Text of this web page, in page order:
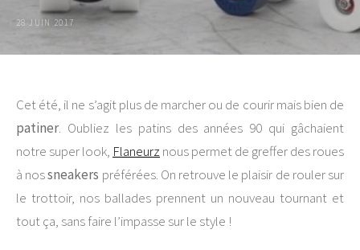
28 JUIN 2017
Cet été, il ne s’agit plus de marcher ou de courir mais bien de
patiner. Oubliez les patins des années 90 qui gâchaient
notre super look, Flaneurznous permet de greffer des roues
à nossneakers préférées. On retrouve le plaisir de rouler sur
le trottoir, nos ballades prennent un nouveau tournant et
tout ça, sans faire l’impasse sur le style !